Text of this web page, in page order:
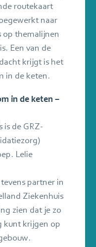
routekaart
naar
op themalijnen
Een van de
krijgt is het
in de keten.
in de keten –
is de GRZ-
Lelie
partner in
Ziekenhuis
zien dat je zo
kunt krijgen op